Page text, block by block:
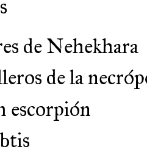
de Nehekhara
de la
escorpión